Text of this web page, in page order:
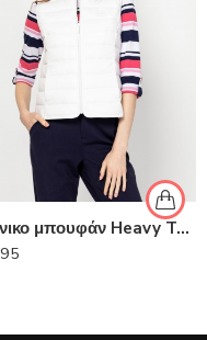
Αμάνικο μπουφάν Heavy Tools